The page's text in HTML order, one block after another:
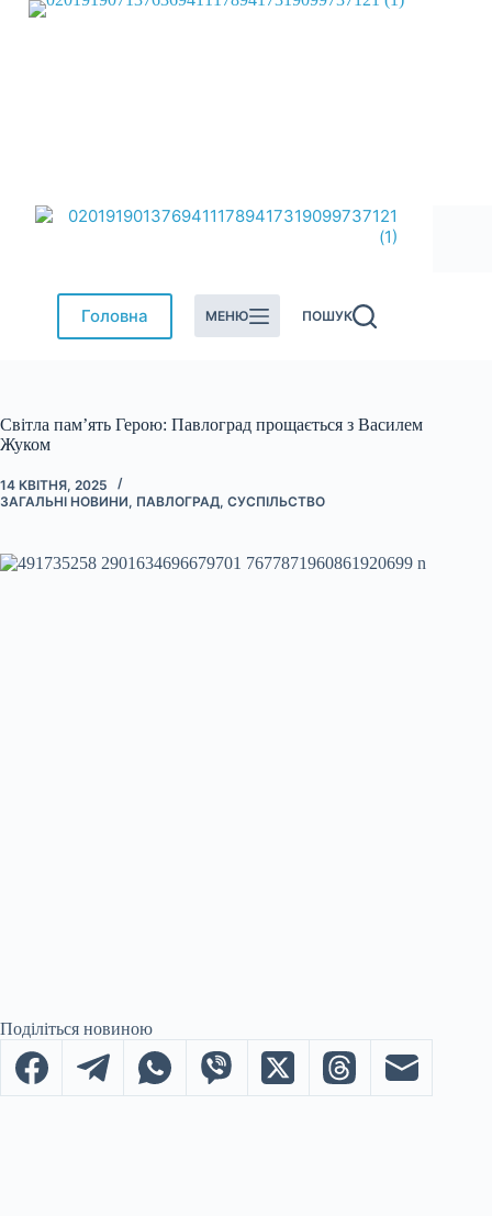
Перейти
Головна МЕНЮ ПОШУК
Світла пам’ять Герою: Павлоград прощається з Василем
Жуком
14 КВІТНЯ, 2025
ЗАГАЛЬНІ НОВИНИ, ПАВЛОГРАД, СУСПІЛЬСТВО
Поділіться новиною